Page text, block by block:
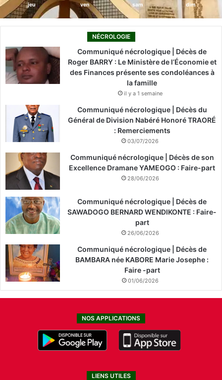
jeu ven sam dim
NÉCROLOGIE
Communiqué nécrologique | Décès de
Roger BARRY : Le Ministère de l’Économie et
des Finances présente ses condoléances à
la famille
il y a 1 semaine
Communiqué nécrologique | Décès du
Général de Division Nabéré Honoré TRAORÉ
: Remerciements
03/07/2026
Communiqué nécrologique | Décès de son
Excellence Dramane YAMEOGO : Faire-part
28/06/2026
Communiqué nécrologique | Décès de
SAWADOGO BERNARD WENDIKONTE : Faire-
part
26/06/2026
Communiqué nécrologique | Décès de
BAMBARA née KABORE Marie Josephe :
Faire -part
01/06/2026
NOS APPLICATIONS
LIENS UTILES